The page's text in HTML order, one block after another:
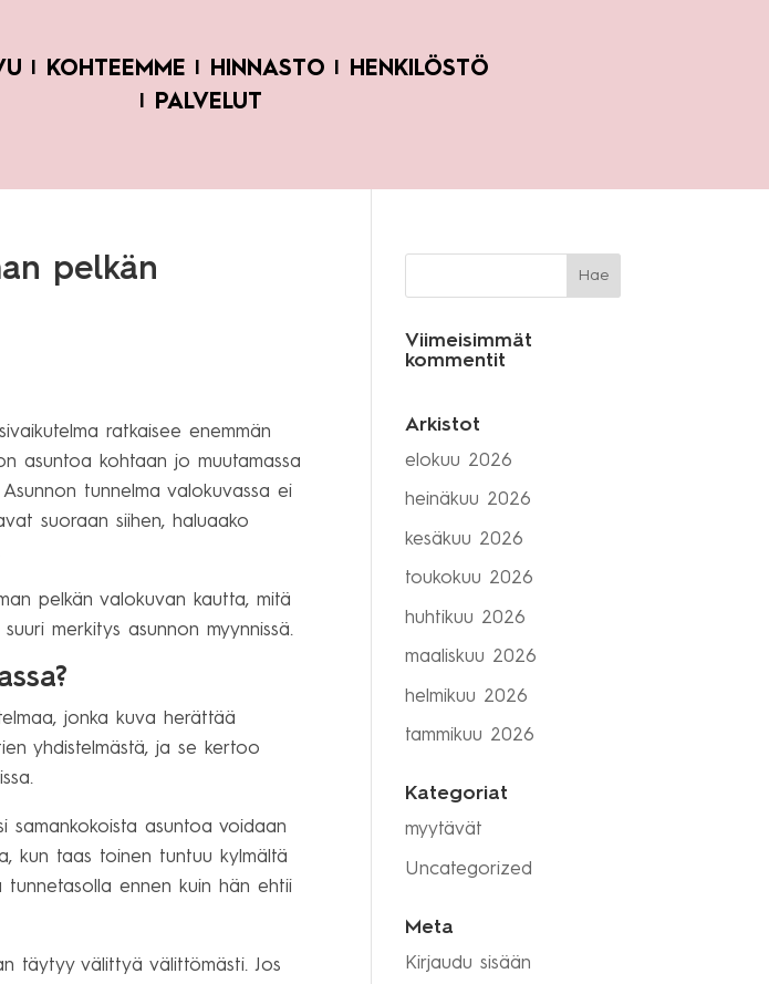
KOHTEEMME HINNASTO
HENKILÖSTÖ
PALVELUT
pelkän
ratkaisee enemmän
asuntoa kohtaan jo muutamassa
tunnelma valokuvassa ei
suoraan siihen, haluaako
pelkän valokuvan kautta, mitä
merkitys asunnon myynnissä.
jonka kuva herättää
yhdistelmästä, ja se kertoo
samankokoista asuntoa voidaan
kun taas toinen tuntuu kylmältä
ennen kuin hän ehtii
täytyy välittyä välittömästi. Jos
Viimeisimmät
kommentit
Arkistot
elokuu 2026
heinäkuu 2026
kesäkuu 2026
toukokuu 2026
huhtikuu 2026
maaliskuu 2026
helmikuu 2026
tammikuu 2026
Kategoriat
myytävät
Uncategorized
Meta
Kirjaudu sisään